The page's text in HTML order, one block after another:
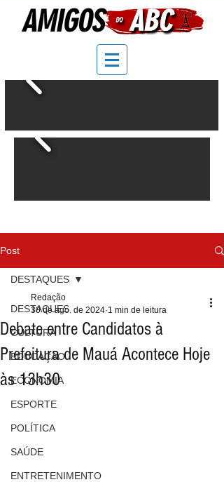
Post
DESTAQUES
CULTURA
EDUCAÇÃO
ECONOMIA
ESPORTE
POLÍTICA
SAÚDE
ENTRETENIMENTO
DESTAQUES
Debate entre Candidatos à
Prefeitura de Mauá Acontece Hoje
às 13h30
Redação
30 de ago. de 2024 1 min de leitura